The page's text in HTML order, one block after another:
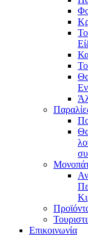
Επικοινωνία